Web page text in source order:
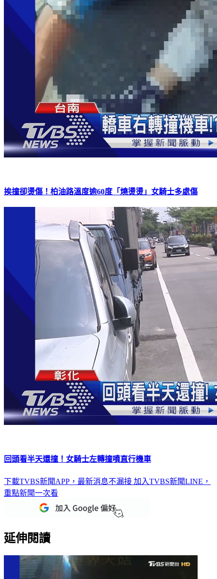
挨撞卻燙傷！柏油路溫度逾60度「燒燙燙」女騎士多處傷
回頭看半天還撞！女騎士左轉撞噴直行機車
下載TVBS新聞APP，最新消息不漏接 加入TVBS新聞LINE，
重點新聞一次看
延伸閱讀